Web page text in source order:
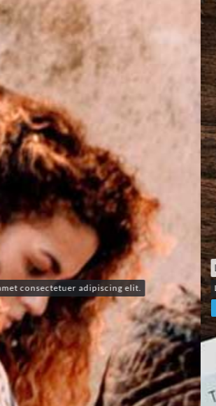
sit amet, consectetur.
sit amet consectetuer adipiscing elit.